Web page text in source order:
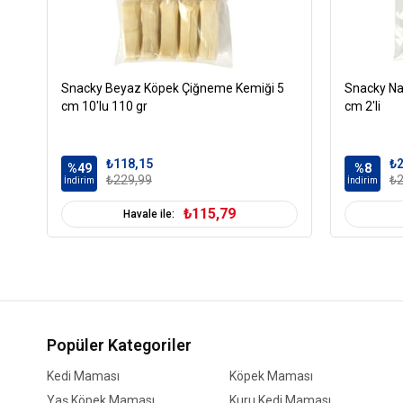
Snacky Beyaz Köpek Çiğneme Kemiği 5
cm 10'lu 110 gr
%49
İndirim
₺118,15
₺229,99
Havale ile: ₺115,79
Snacky
cm 2'li
%8
İndirim
Popüler Kategoriler
Kedi Maması
Köpek Maması
Yaş Köpek Maması
Kuru Kedi Maması